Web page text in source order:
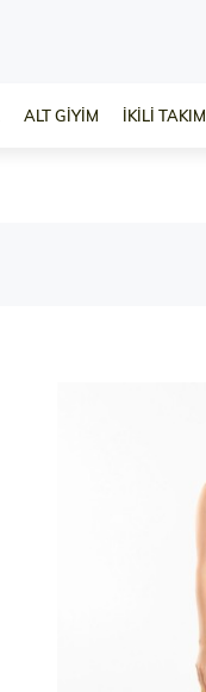
ALT GİYİM İKİLİ TAKIM